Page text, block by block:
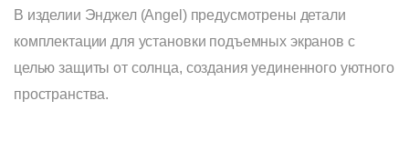
В изделии Энджел (Angel) предусмотрены детали
комплектации для установки подъемных экранов с
целью защиты от солнца, создания уединенного уютного
пространства.